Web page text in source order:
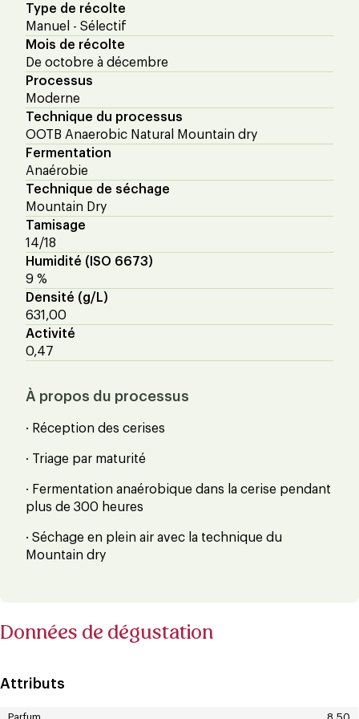
Type de récolte
Manuel - Sélectif
Mois de récolte
De octobre à décembre
Processus
Moderne
Technique du processus
OOTB Anaerobic Natural Mountain dry
Fermentation
Anaérobie
Technique de séchage
Mountain Dry
Tamisage
14/18
Humidité (ISO 6673)
9 %
Densité (g/L)
631,00
Activité
0,47
À propos du processus
· Réception des cerises
· Triage par maturité
· Fermentation anaérobique dans la cerise pendant
plus de 300 heures
· Séchage en plein air avec la technique du
Mountain dry
Données de dégustation
Attributs
Parfum 8,50